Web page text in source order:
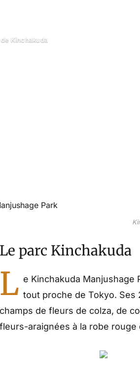
Kinchakuda
Le parc Kinchakuda
L e Kinchakuda Manjushage
tout proche de Tokyo.
champs de fleurs de colza, de
fleurs-araignées à la robe rouge